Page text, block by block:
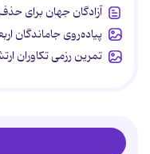
آزادگان جهان برای
پیاده‌روی جاماندگان
تمرین رزمی تکاوران